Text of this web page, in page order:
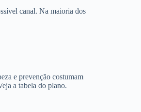
canal. Na maioria dos
e prevenção costumam
a tabela do plano.